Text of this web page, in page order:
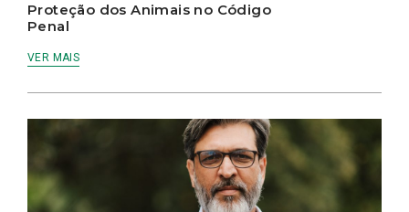
Proteção dos Animais no Código
Penal
VER MAIS